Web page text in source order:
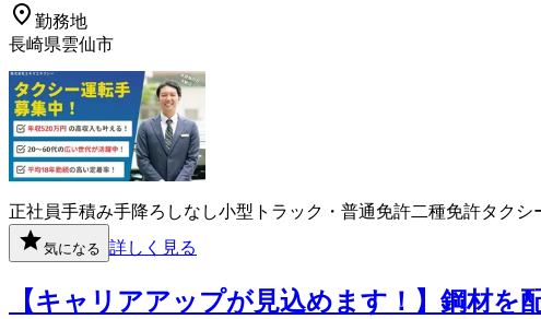
勤務地
長崎県雲仙市
正社員手積み手降ろしなし小型トラック・普通免許二種免許タクシ
気になる 詳しく見る
【キャリアアップが見込めます！】鋼材を